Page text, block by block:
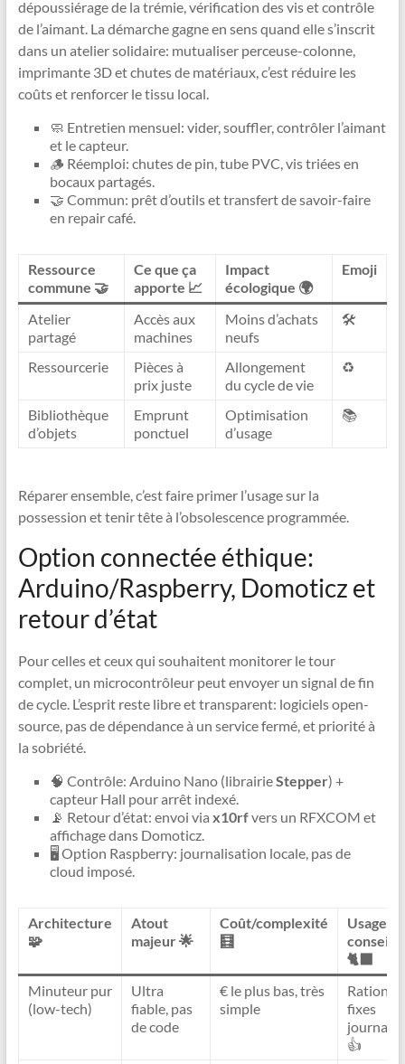
dépoussiérage de la trémie, vérification des vis et contrôle
de l’aimant. La démarche gagne en sens quand elle s’inscrit
dans un atelier solidaire: mutualiser perceuse-colonne,
imprimante 3D et chutes de matériaux, c’est réduire les
coûts et renforcer le tissu local.
🧼 Entretien mensuel: vider, souffler, contrôler l’aimant
et le capteur.
🪵 Réemploi: chutes de pin, tube PVC, vis triées en
bocaux partagés.
🤝 Commun: prêt d’outils et transfert de savoir-faire
en repair café.
Ressource
commune 🤝
Ce que ça
apporte 📈
Impact
écologique 🌍
Emoji
Atelier
partagé
Accès aux
machines
Moins d’achats
neufs
🛠️
Ressourcerie
Pièces à
prix juste
Allongement
du cycle de vie
♻️
Bibliothèque
d’objets
Emprunt
ponctuel
Optimisation
d’usage
📚
Réparer ensemble, c’est faire primer l’usage sur la
possession et tenir tête à l’obsolescence programmée.
Option connectée éthique:
Arduino/Raspberry, Domoticz et
retour d’état
Pour celles et ceux qui souhaitent monitorer le tour
complet, un microcontrôleur peut envoyer un signal de fin
de cycle. L’esprit reste libre et transparent: logiciels open-
source, pas de dépendance à un service fermé, et priorité à
la sobriété.
🧠 Contrôle: Arduino Nano (librairieStepper) +
capteur Hall pour arrêt indexé.
📡 Retour d’état: envoi via x10rfvers un RFXCOM et
affichage dans Domoticz.
🖥️ Option Raspberry: journalisation locale, pas de
cloud imposé.
Architecture
🧩
Atout
majeur 🌟
Coût/complexité
🧮
Usage
conseillé
🐈‍⬛
Minuteur pur
(low-tech)
Ultra
fiable, pas
de code
€ le plus bas, très
simple
Rations
fixes
👍